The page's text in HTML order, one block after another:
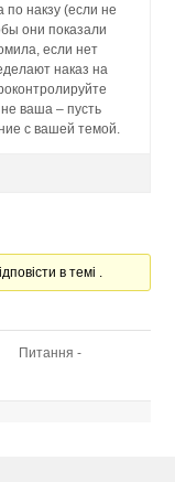
по накзу (если не
они показали
если нет
наказ на
ваша – пусть
с вашей темой.
в темі .
Питання -